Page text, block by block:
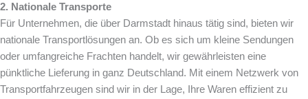
2. Nationale Transporte
Für Unternehmen, die über Darmstadt hinaus tätig sind, bieten wir
nationale Transportlösungen an. Ob es sich um kleine Sendungen
oder umfangreiche Frachten handelt, wir gewährleisten eine
pünktliche Lieferung in ganz Deutschland. Mit einem Netzwerk von
Transportfahrzeugen sind wir in der Lage, Ihre Waren effizient zu